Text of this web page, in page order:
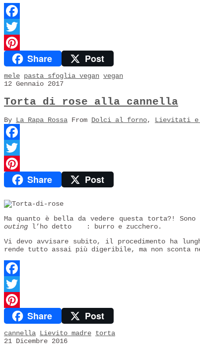
Facebook
Twitter
PinterestShare Post
mele pasta sfoglia vegan vegan
12 Gennaio 2017
Torta di rose alla cannella
By La Rapa Rossa From Dolci al forno, Lievitati e
Facebook
Twitter
PinterestShare Post
Ma quanto è bella da vedere questa torta?!
outing l’ho detto
: burro e zucchero.
Vi devo avvisare subito, il procedimento ha
rende tutto assai più digeribile, ma non sconta
Facebook
Twitter
PinterestShare Post
cannella Lievito madre torta
21 Dicembre 2016